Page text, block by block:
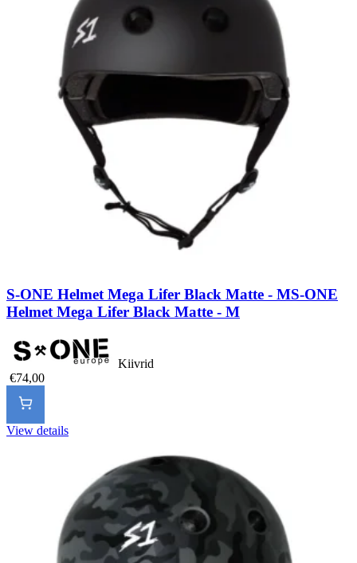
S-ONE Helmet Mega Lifer Black Matte - MS-ONE
Helmet Mega Lifer Black Matte - M
Kiivrid
€74,00
View details